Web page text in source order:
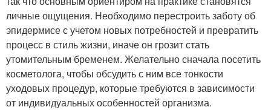
личные ощущения. Необходимо перестроить заботу об
эпидермисе с учетом новых потребностей и превратить
процесс в стиль жизни, иначе он грозит стать
утомительным бременем. Желательно сначала посетить
косметолога, чтобы обсудить с ним все тонкости
уходовых процедур, которые требуются в зависимости
от индивидуальных особенностей организма.